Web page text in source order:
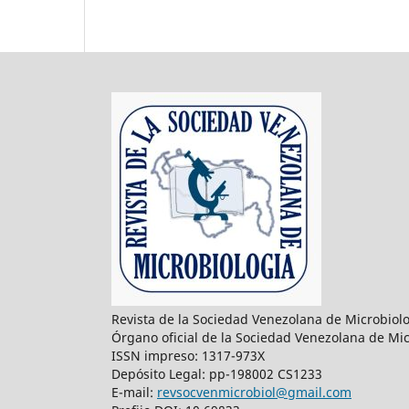
Revista de la Sociedad Venezolana de
Órgano oficial de la Sociedad Venezolana de
ISSN impreso: 1317-973X
Depósito Legal: pp-198002 CS1233
E-mail: revsocvenmicrobiol@gmail.com